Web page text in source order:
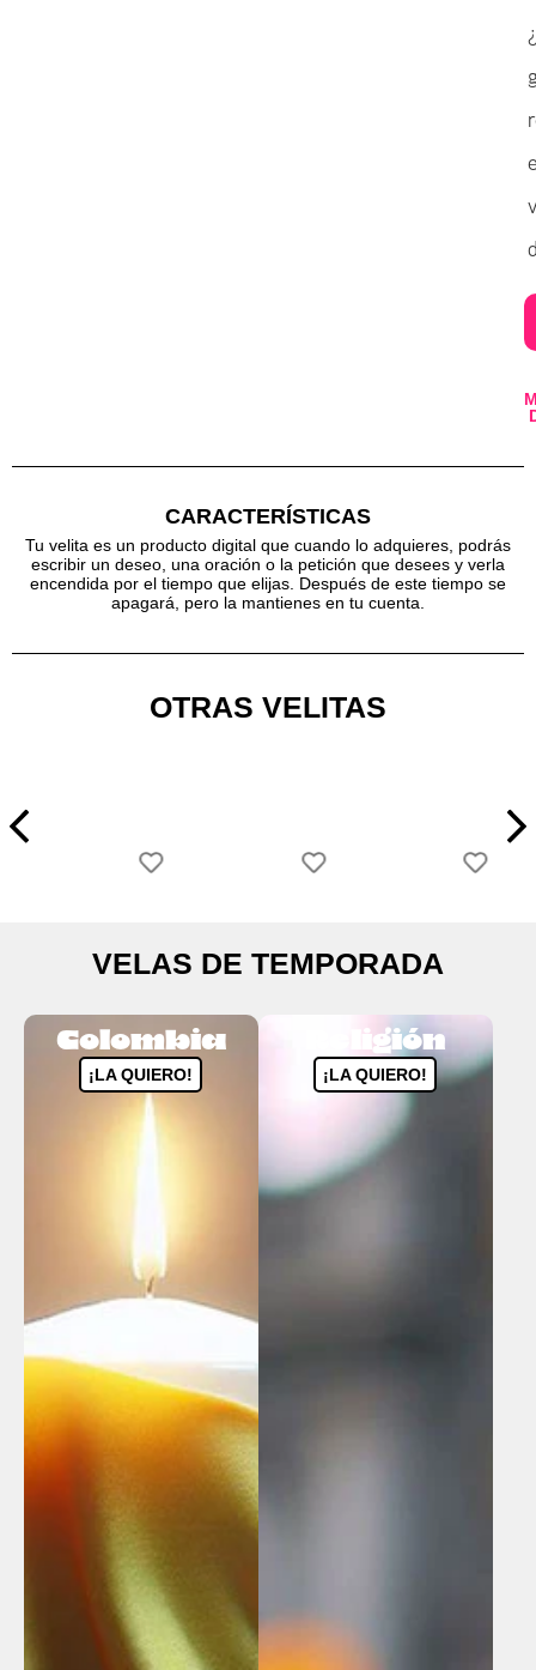
CARACTERÍSTICAS
Tu velita es un producto digital que cuando lo adquieres, podrás
escribir un deseo, una oración o la petición que desees y verla
encendida por el tiempo que elijas. Después de este tiempo se
apagará, pero la mantienes en tu cuenta.
OTRAS VELITAS
VELAS DE TEMPORADA
Colombia
¡LA QUIERO!
Religión
¡LA QUIERO!